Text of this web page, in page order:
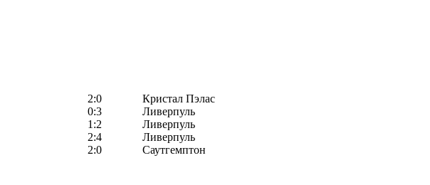
2:0
Кристал Пэлас
0:3
Ливерпуль
1:2
Ливерпуль
2:4
Ливерпуль
2:0
Саутгемптон